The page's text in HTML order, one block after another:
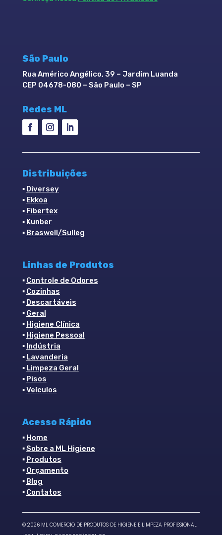
São Paulo
Rua Américo Angélico, 39 – Jardim Luanda
CEP 04678-080 – São Paulo – SP
Redes ML
Distribuições
▪ Diversey
▪ Ekkoa
▪ Fibertex
▪ Kunber
▪ Braswell/Sulleg
Linhas de Produtos
▪ Controle de Odores
▪ Cozinhas
▪ Descartáveis
▪ Geral
▪ Higiene Clínica
▪ Higiene Pessoal
▪ Indústria
▪ Lavanderia
▪ Limpeza Geral
▪ Pisos
▪Veículos
Acesso Rápido
▪ Home
▪Sobre a ML Higiene
▪ Produtos
▪ Orçamento
▪ Blog
▪ Contatos
© 2026ML COMERCIO DE PRODUTOS DE HIGIENE E LIMPEZA PROFISSIONAL